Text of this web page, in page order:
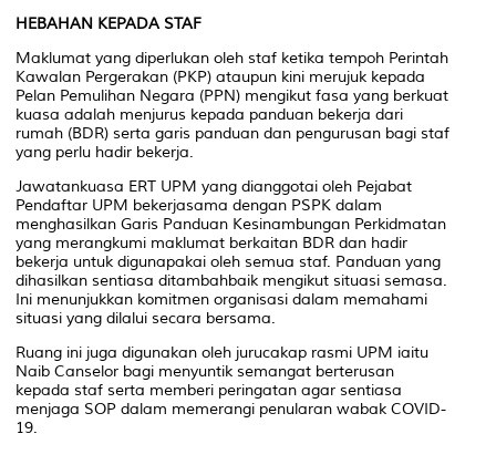
HEBAHAN KEPADA STAF
Maklumat yang diperlukan oleh staf ketika tempoh Perintah
Kawalan Pergerakan (PKP) ataupun kini merujuk kepada
Pelan Pemulihan Negara (PPN) mengikut fasa yang berkuat
kuasa adalah menjurus kepada panduan bekerja dari
rumah (BDR) serta garis panduan dan pengurusan bagi staf
yang perlu hadir bekerja.
Jawatankuasa ERT UPM yang dianggotai oleh Pejabat
Pendaftar UPM bekerjasama dengan PSPK dalam
menghasilkan Garis Panduan Kesinambungan Perkidmatan
yang merangkumi maklumat berkaitan BDR dan hadir
bekerja untuk digunapakai oleh semua staf. Panduan yang
dihasilkan sentiasa ditambahbaik mengikut situasi semasa.
Ini menunjukkan komitmen organisasi dalam memahami
situasi yang dilalui secara bersama.
Ruang ini juga digunakan oleh jurucakap rasmi UPM iaitu
Naib Canselor bagi menyuntik semangat berterusan
kepada staf serta memberi peringatan agar sentiasa
menjaga SOP dalam memerangi penularan wabak COVID-
19.